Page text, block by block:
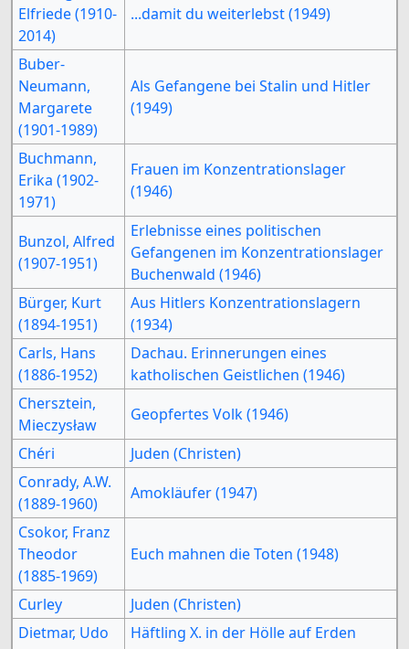
Elfriede (1910-
2014)
...damit du weiterlebst (1949)
Buber-
Neumann,
Margarete
(1901-1989)
Als Gefangene bei Stalin und Hitler
(1949)
Buchmann,
Erika (1902-
1971)
Frauen im Konzentrationslager
(1946)
Bunzol, Alfred
(1907-1951)
Erlebnisse eines politischen
Gefangenen im Konzentrationslager
Buchenwald (1946)
Bürger, Kurt
(1894-1951)
Aus Hitlers Konzentrationslagern
(1934)
Carls, Hans
(1886-1952)
Dachau. Erinnerungen eines
katholischen Geistlichen (1946)
Chersztein,
Mieczysław
Geopfertes Volk (1946)
Chéri
Juden (Christen)
Conrady, A.W.
(1889-1960)
Amokläufer (1947)
Csokor, Franz
Theodor
(1885-1969)
Euch mahnen die Toten (1948)
Curley
Juden (Christen)
Dietmar, Udo
Häftling X. in der Hölle auf Erden